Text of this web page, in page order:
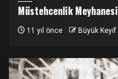
Müstehcenlik Meyhanesi
11 yıl önce Büyük Keyif